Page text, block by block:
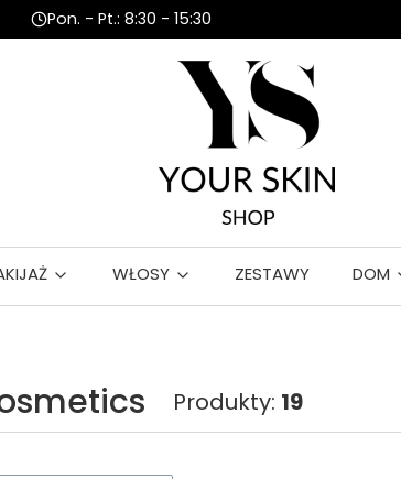
Pon. - Pt.: 8:30 - 15:30
WŁOSY ZESTAWY DOM
Produkty: 19